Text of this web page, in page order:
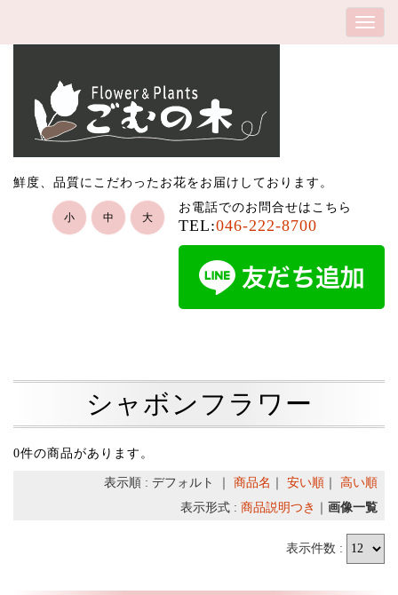
鮮度、品質にこだわったお花をお届けしております。
お電話でのお問合せはこちら
TEL:046-222-8700
小 中 大
シャボンフラワー
0件の商品があります。
表示順 : デフォルト ｜ 商品名 安い順
高い順
表示形式 : 商品説明つき 画像一覧
表示件数 :